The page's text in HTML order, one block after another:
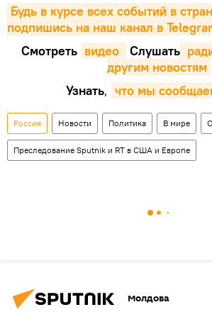
Будь в курсе всех событий в
подпишись на наш канал в
Смотреть видео Cлушать
другим новостям
Узнать, что мы
Россия Новости Политика В мире
Преследование Sputnik и RT в США и Европе
Молдова